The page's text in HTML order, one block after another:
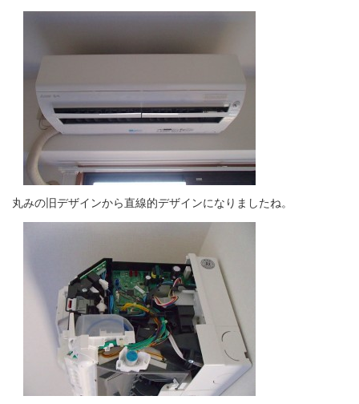
丸みの旧デザインから直線的デザインになりましたね。